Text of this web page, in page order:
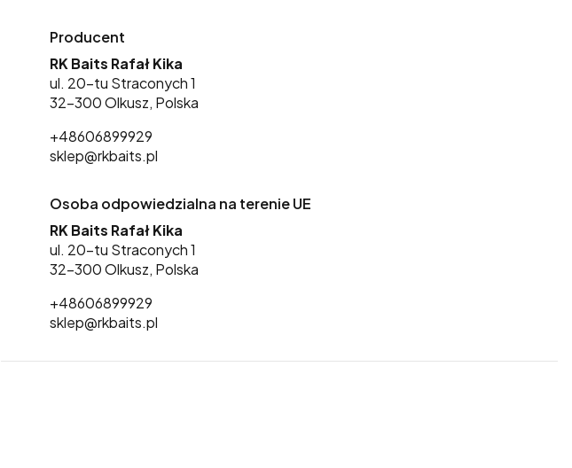
Producent
RK Baits Rafał Kika
ul. 20-tu Straconych 1
32-300 Olkusz, Polska
+48606899929
sklep@rkbaits.pl
Osoba odpowiedzialna na terenie UE
RK Baits Rafał Kika
ul. 20-tu Straconych 1
32-300 Olkusz, Polska
+48606899929
sklep@rkbaits.pl